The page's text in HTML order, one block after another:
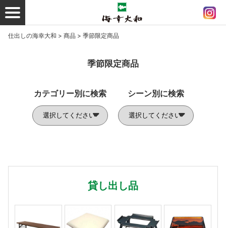
仕出しの海幸大和 > 商品 > 季節限定商品
季節限定商品
カテゴリー別に検索 シーン別に検索
貸し出し品